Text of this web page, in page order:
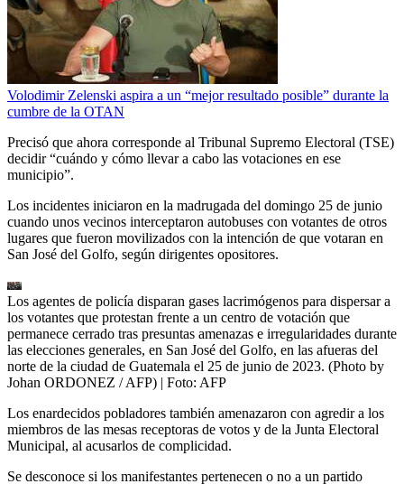
Volodimir Zelenski aspira a un “mejor resultado posible” durante la
cumbre de la OTAN
Precisó que ahora corresponde al Tribunal Supremo Electoral (TSE)
decidir “cuándo y cómo llevar a cabo las votaciones en ese
municipio”.
Los incidentes iniciaron en la madrugada del domingo 25 de junio
cuando unos vecinos interceptaron autobuses con votantes de otros
lugares que fueron movilizados con la intención de que votaran en
San José del Golfo, según dirigentes opositores.
Los agentes de policía disparan gases lacrimógenos para dispersar a
los votantes que protestan frente a un centro de votación que
permanece cerrado tras presuntas amenazas e irregularidades durante
las elecciones generales, en San José del Golfo, en las afueras del
norte de la ciudad de Guatemala el 25 de junio de 2023. (Photo by
Johan ORDONEZ / AFP) | Foto: AFP
Los enardecidos pobladores también amenazaron con agredir a los
miembros de las mesas receptoras de votos y de la Junta Electoral
Municipal, al acusarlos de complicidad.
Se desconoce si los manifestantes pertenecen o no a un partido